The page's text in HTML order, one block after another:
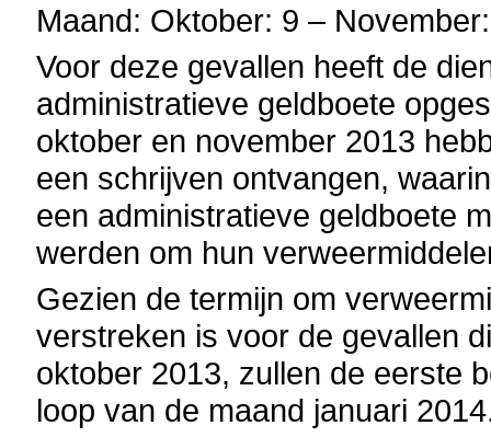
Maand: Oktober: 9 –
Voor deze gevallen heeft de
administratieve geldboete
oktober en november 2013
een schrijven ontvangen,
een administratieve geldboete
werden om hun
Gezien de termijn om
verstreken is voor de gevallen
oktober 2013, zullen de eerste
loop van de maand januari